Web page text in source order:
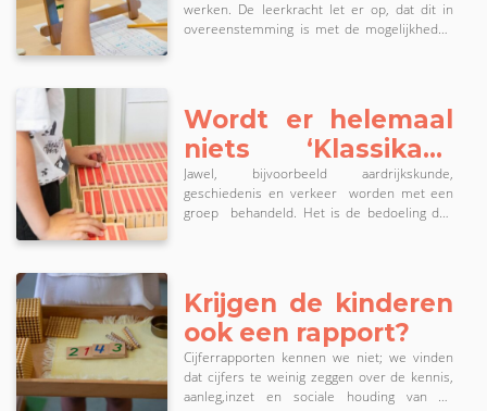
gebondenheid".
werken. De leerkracht let er op, dat dit in
overeenstemming is met de mogelijkheden
Wordt er helemaal
niets ‘Klassikaal’
gedaan?
Jawel, bijvoorbeeld aardrijkskunde,
geschiedenis en verkeer worden met een
groep behandeld. Het is de bedoeling dat
door er werkjes, verslagen en dergelijke over
te maken. De leerkracht kan daar onder
andere aan zien of de stof begrepen is.
Krijgen de kinderen
ook een rapport?
Cijferrapporten kennen we niet; we vinden
dat cijfers te weinig zeggen over de kennis,
aanleg,inzet en sociale houding van de